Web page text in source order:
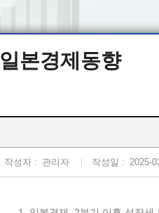
일본경제동향
작성자 : 관리자 작성일 : 2025-